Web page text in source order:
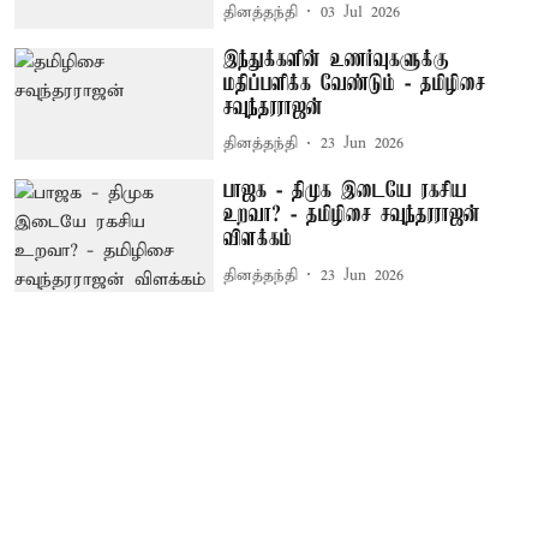
தினத்தந்தி 03 Jul 2026
இந்துக்களின் உணர்வுகளுக்கு
மதிப்பளிக்க வேண்டும் - தமிழிசை
சவுந்தரராஜன்
தினத்தந்தி 23 Jun 2026
பாஜக - திமுக இடையே ரகசிய
உறவா? - தமிழிசை சவுந்தரராஜன்
விளக்கம்
தினத்தந்தி 23 Jun 2026